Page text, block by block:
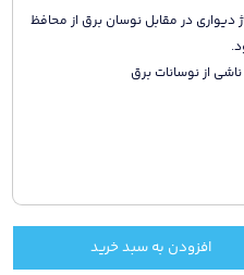
در مقابل نوسان برق از محافظ
افزودن به سبد خرید